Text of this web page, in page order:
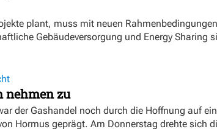
plant, muss mit neuen
Gebäudeversorgung und Energy Sharing
nehmen zu
der Gashandel noch durch die Hoffnung auf
Hormus geprägt. Am Donnerstag drehte sich